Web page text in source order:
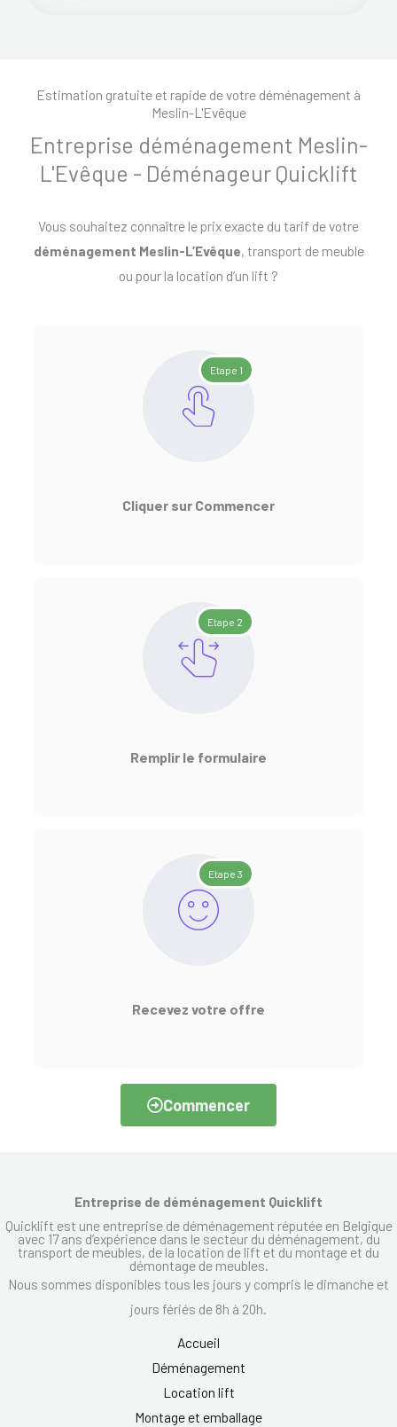
Estimation gratuite et rapide de votre déménagement à
Meslin-L'Evêque
Entreprise déménagement Meslin-
L'Evêque - Déménageur Quicklift
Vous souhaitez connaître le prix exacte du tarif de votre
déménagement Meslin-L’Evêque, transport de meuble
ou pour la location d’un lift ?
Etape 1
Cliquer sur Commencer
Etape 2
Remplir le formulaire
Etape 3
Recevez votre offre
Commencer
Entreprise de déménagement Quicklift
Quicklift est une entreprise de déménagement réputée en Belgique
avec 17 ans d’expérience dans le secteur du déménagement, du
transport de meubles, de la location de lift et du montage et du
démontage de meubles.
Nous sommes disponibles tous les jours y compris le dimanche et
jours fériés de 8h à 20h.
Accueil
Déménagement
Location lift
Montage et emballage